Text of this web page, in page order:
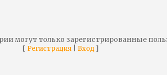
могут только зарегистрированные
[ Регистрация Вход ]